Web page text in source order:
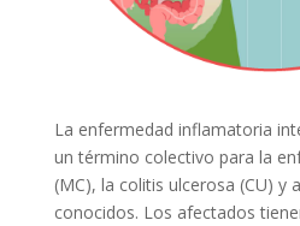
La enfermedad inflamatoria
un término colectivo para la
(MC), la colitis ulcerosa (CU) y
conocidos. Los afectados